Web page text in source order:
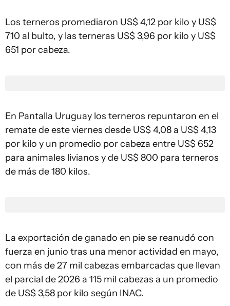
Los terneros promediaron US$ 4,12 por kilo y US$
710 al bulto, y las terneras US$ 3,96 por kilo y US$
651 por cabeza.
En Pantalla Uruguay los terneros repuntaron en el
remate de este viernes desde US$ 4,08 a US$ 4,13
por kilo y un promedio por cabeza entre US$ 652
para animales livianos y de US$ 800 para terneros
de más de 180 kilos.
La exportación de ganado en pie se reanudó con
fuerza en junio tras una menor actividad en mayo,
con más de 27 mil cabezas embarcadas que llevan
el parcial de 2026 a 115 mil cabezas a un promedio
de US$ 3,58 por kilo según INAC.